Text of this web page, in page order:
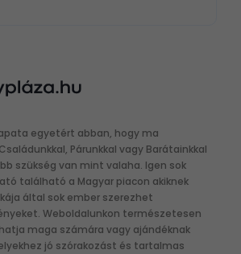
egyetért abban, hogy ma
Párunkkal vagy Barátainkkal
szükség van mint valaha. Igen sok
található a Magyar piacon akiknek
által sok ember szerezhet
Weboldalunkon természetesen
maga számára vagy ajándéknak
jó szórakozást és tartalmas